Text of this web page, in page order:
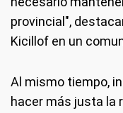
provincial",
Kicillof en un
Al mismo tiempo,
hacer más justa la